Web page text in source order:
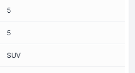
5
5
SUV